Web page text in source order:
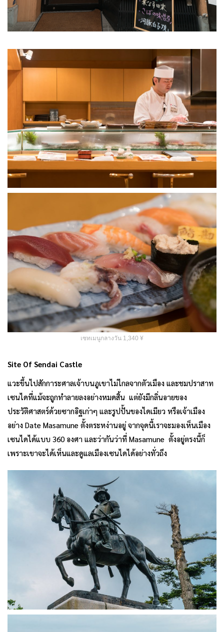
เซทเมนูกลางวัน 1,340 ¥
Site Of Sendai Castle
แวะขึ้นไปสักการะศาลเจ้าบนภูเขาไม่ไกลจากตัวเมือง และชมปราสาท
เซนไดที่แม้จะถูกทำลายลงอย่างหมดสิ้น แต่ยังมีกลิ่นอายของ
ประวัติศาสตร์ด้วยซากอิฐเก่าๆ และรูปปั้นของไดเมียว หรือเจ้าเมือง
อย่าง Date Masamune ตั้งตระหง่านอยู่ จากจุดนี้เราจะมองเห็นเมือง
เซนไดได้แบบ 360 องศา และว่ากันว่าที่ Masamune ตั้งอยู่ตรงนี้ก็
เพราะเขาจะได้เห็นและดูแลเมืองเซนไดได้อย่างทั่วถึง